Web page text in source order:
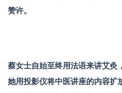
赞许。
蔡女士自始至终用法语来讲艾灸
她用投影仪将中医讲座的内容扩